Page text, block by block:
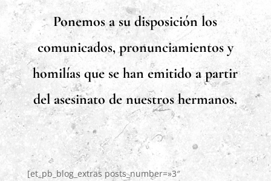
Ponemos a su disposición los
comunicados, pronunciamientos y
homilías que se han emitido a partir
del asesinato de nuestros hermanos.
[et_pb_blog_extras posts_number=»3″